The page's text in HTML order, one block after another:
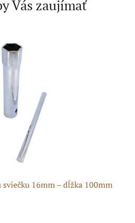
Vás zaujímať
16mm – dĺžka 100mm